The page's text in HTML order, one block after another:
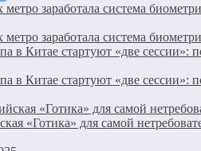
заработала система
заработала система
в Китае стартуют «две сессии»:
в Китае стартуют «две сессии»:
«Готика» для самой